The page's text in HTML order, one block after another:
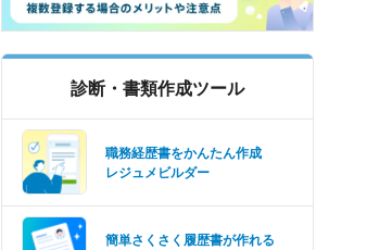
診断・書類作成ツール
職務経歴書をかんたん作成
レジュメビルダー
簡単さくさく履歴書が作れる